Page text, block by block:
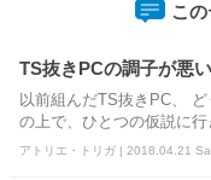
こ
TS抜きPCの調子が悪
以前組んだTS抜きPC、
の上で、ひとつの仮説に
アトリエ・トリガ | 2018.04.21